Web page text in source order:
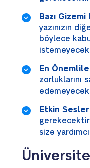
Bazı
yazınızın
böylece
En
zorluklarını
Etkin
size